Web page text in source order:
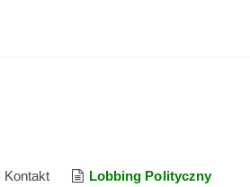
Kontakt Lobbing Polityczny